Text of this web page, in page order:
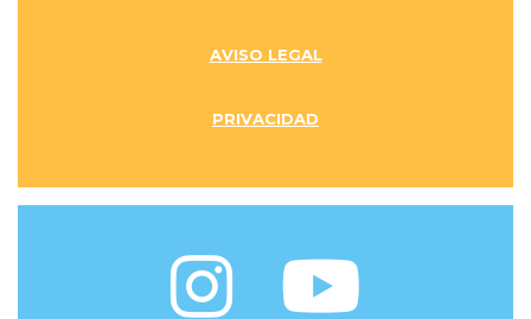
AVISO LEGAL
PRIVACIDAD